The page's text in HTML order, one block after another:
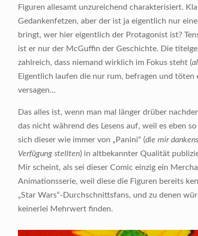
Figuren allesamt unzureichend charakterisiert.
Gedankenfetzen, aber der ist ja eigentlich nur
bringt, wer hier eigentlich der Protagonist ist?
ist er nur der McGuffin der Geschichte. Die
zahlreich, dass niemand wirklich im Fokus steht (
Eigentlich laufen die nur rum, befragen und töten
versagen...
Das alles ist, wenn man mal länger drüber
das nicht während des Lesens auf, weil es eben
sich dieser wie immer von „Panini“ (die mir
Verfügung stellten) in altbekannter Qualität
Mir scheint, als sei dieser Comic einzig ein
Animationsserie, weil diese die Figuren bereits
„Star Wars“-Durchschnittsfans, und zu denen
keinerlei Mehrwert finden.